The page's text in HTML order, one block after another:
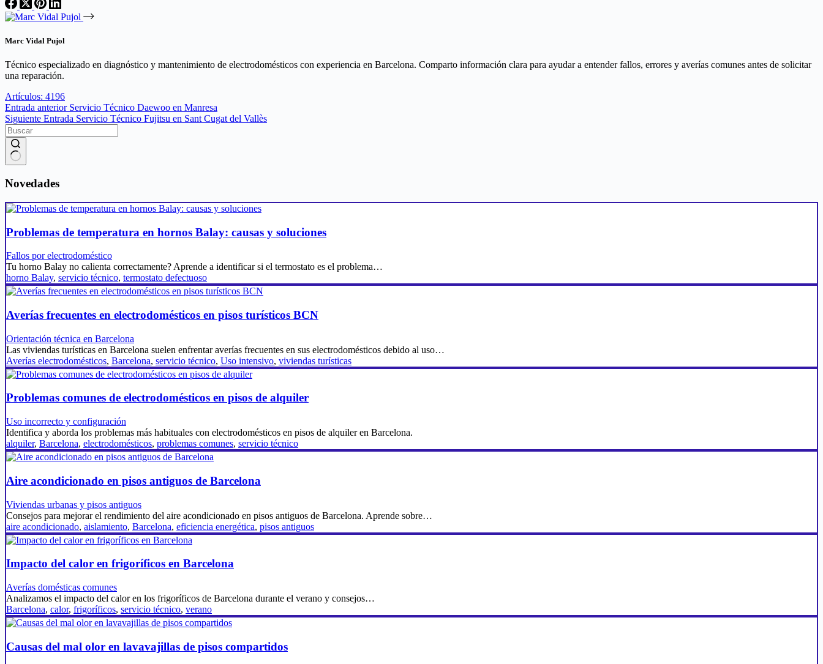
Marc Vidal Pujol
Técnico especializado en diagnóstico y mantenimiento de electrodomésticos con experiencia en Barcelona. Comparto información clara para ayudar a entender fallos, errores y averías comunes antes de solicitar
una reparación.
Artículos: 4196
Entrada anterior Servicio Técnico Daewoo en Manresa
Siguiente Entrada Servicio Técnico Fujitsu en Sant Cugat del Vallès
resultados
Novedades
Problemas de temperatura en hornos Balay: causas y soluciones
Fallos por electrodoméstico
Tu horno Balay no calienta correctamente? Aprende a identificar si el termostato es el problema…
horno Balay, servicio técnico, termostato defectuoso
Averías frecuentes en electrodomésticos en pisos turísticos BCN
Orientación técnica en Barcelona
Las viviendas turísticas en Barcelona suelen enfrentar averías frecuentes en sus electrodomésticos debido al uso…
Averías electrodomésticos, Barcelona, servicio técnico, Uso intensivo, viviendas turísticas
Problemas comunes de electrodomésticos en pisos de alquiler
Uso incorrecto y configuración
Identifica y aborda los problemas más habituales con electrodomésticos en pisos de alquiler en Barcelona.
alquiler, Barcelona, electrodomésticos, problemas comunes, servicio técnico
Aire acondicionado en pisos antiguos de Barcelona
Viviendas urbanas y pisos antiguos
Consejos para mejorar el rendimiento del aire acondicionado en pisos antiguos de Barcelona. Aprende sobre…
aire acondicionado, aislamiento, Barcelona, eficiencia energética, pisos antiguos
Impacto del calor en frigoríficos en Barcelona
Averías domésticas comunes
Analizamos el impacto del calor en los frigoríficos de Barcelona durante el verano y consejos…
Barcelona, calor, frigoríficos, servicio técnico, verano
Causas del mal olor en lavavajillas de pisos compartidos